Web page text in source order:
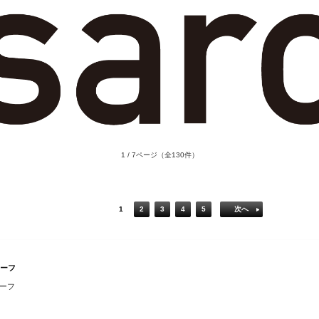
1 / 7ページ （全130件）
1 2 3 4 5 次へ
フ
フ